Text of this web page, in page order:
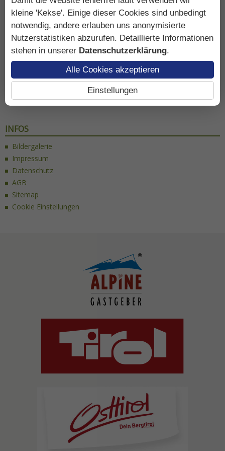
Apartment Anni in Virgen
Anreise
INFOS
Bildergalerie
Impressum
Datenschutz
AGB
Sitemap
Cookie Einstellungen
kleine 'Kekse'. Einige dieser Cookies sind unbedingt
notwendig, andere erlauben uns anonymisierte
Nutzerstatistiken abzurufen. Detaillierte Informationen
stehen in unserer Datenschutzerklärung.
Alle Cookies akzeptieren
Einstellungen